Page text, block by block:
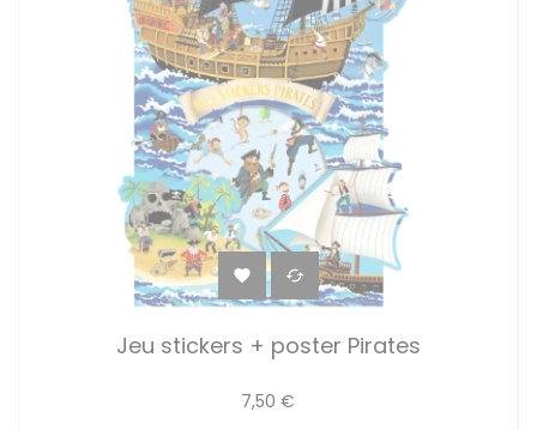
 
Jeu stickers + poster Pirates
7,50 €